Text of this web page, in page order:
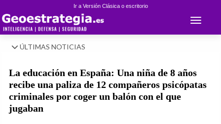
Ir a Versión Clásica o escritorio
Toggle
ÚLTIMAS NOTICIAS
La educación en España: Una niña de 8 años
recibe una paliza de 12 compañeros psicópatas
criminales por coger un balón con el que
jugaban